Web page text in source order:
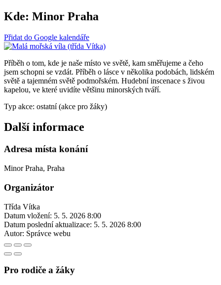
Kde: Minor Praha
Přidat do Google kalendáře
Příběh o tom, kde je naše místo ve světě, kam směřujeme a čeho
jsem schopni se vzdát. Příběh o lásce v několika podobách, lidském
světě a tajemném světě podmořském. Hudební inscenace s živou
kapelou, ve které uvidíte většinu minorských tváří.
Typ akce: ostatní (akce pro žáky)
Další informace
Adresa místa konání
Minor Praha, Praha
Organizátor
Třída Vítka
Datum vložení: 5. 5. 2026 8:00
Datum poslední aktualizace: 5. 5. 2026 8:00
Autor: Správce webu
Pro rodiče a žáky